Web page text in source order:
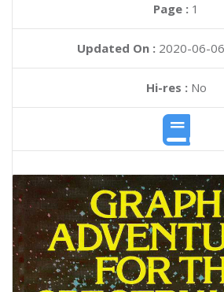
Page : 1
Updated On : 2020-06-
Hi-res :No